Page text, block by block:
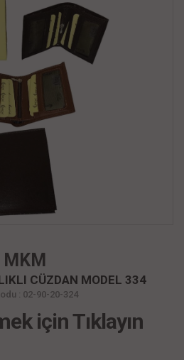
MKM
CÜZDAN MODEL 334
: 02-90-20-324
için Tıklayın